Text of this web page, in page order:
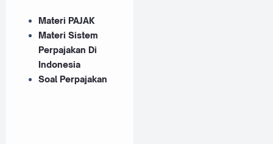
Materi PAJAK
Materi Sistem
Perpajakan Di
Indonesia
Soal Perpajakan